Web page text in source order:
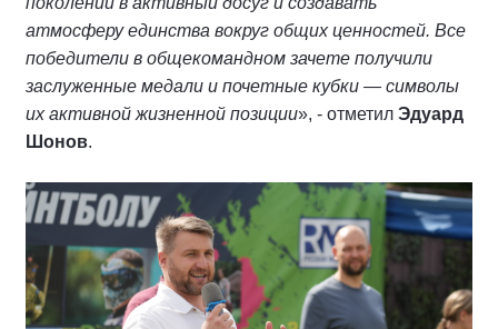
атмосферу единства вокруг общих ценностей. Все
победители в общекомандном зачете получили
заслуженные медали и почетные кубки — символы
их активной жизненной позиции», - отметил Эдуард
Шонов.